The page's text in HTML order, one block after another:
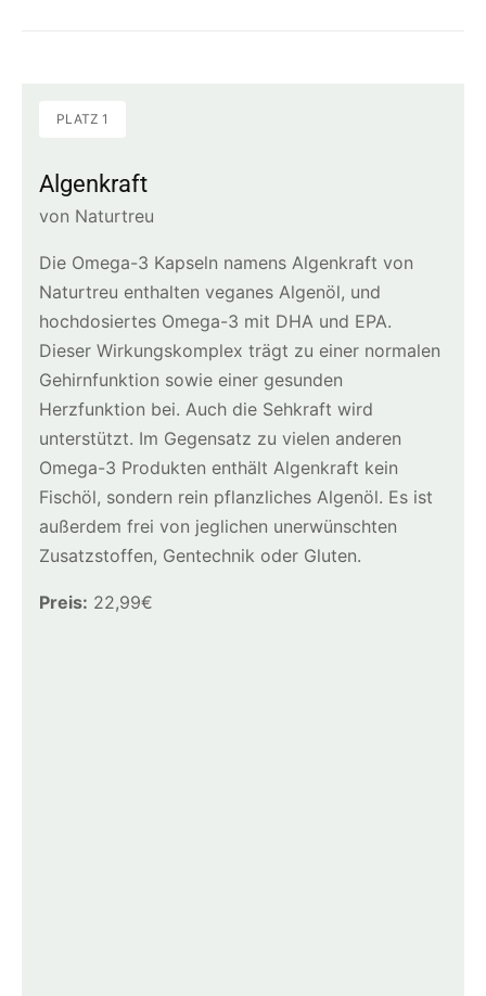
PLATZ 1
Algenkraft
von Naturtreu
Die Omega-3 Kapseln namens Algenkraft von
Naturtreu enthalten veganes Algenöl, und
hochdosiertes Omega-3 mit DHA und EPA.
Dieser Wirkungskomplex trägt zu einer normalen
Gehirnfunktion sowie einer gesunden
Herzfunktion bei. Auch die Sehkraft wird
unterstützt. Im Gegensatz zu vielen anderen
Omega-3 Produkten enthält Algenkraft kein
Fischöl, sondern rein pflanzliches Algenöl. Es ist
außerdem frei von jeglichen unerwünschten
Zusatzstoffen, Gentechnik oder Gluten.
Preis: 22,99€